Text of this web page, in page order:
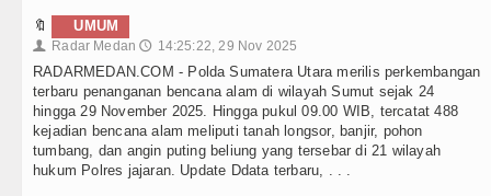
🔖 UMUM
👤 Radar Medan 🕔 14:25:22, 29 Nov 2025
RADARMEDAN.COM - Polda Sumatera Utara merilis perkembangan
terbaru penanganan bencana alam di wilayah Sumut sejak 24
hingga 29 November 2025. Hingga pukul 09.00 WIB, tercatat 488
kejadian bencana alam meliputi tanah longsor, banjir, pohon
tumbang, dan angin puting beliung yang tersebar di 21 wilayah
hukum Polres jajaran. Update Ddata terbaru, . . .